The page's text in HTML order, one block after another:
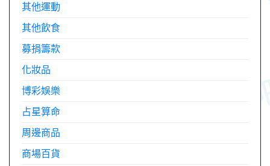
其他運動
其他飲食
募捐籌款
化妝品
博彩娛樂
占星算命
周邊商品
商場百貨